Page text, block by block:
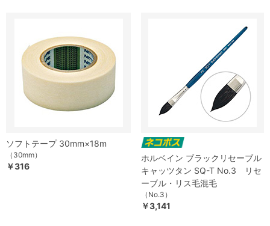
ソフトテープ 30mm×18m
（30mm）
￥316
ホルベイン ブラックリセーブル
キャッツタン SQ-T No.3 リセ
ーブル・リス毛混毛
（No.3）
￥3,141